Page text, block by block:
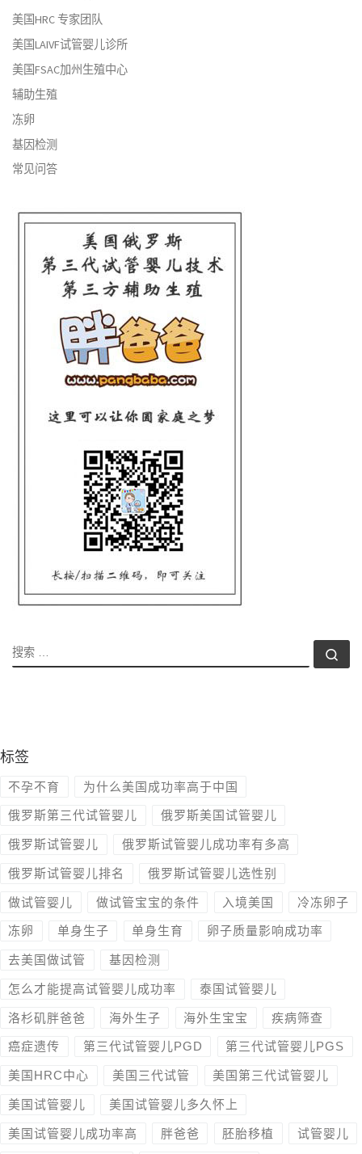
美国HRC 专家团队
美国LAIVF试管婴儿诊所
美国FSAC加州生殖中心
辅助生殖
冻卵
基因检测
常见问答
搜索
标签
不孕不育 为什么美国成功率高于中国
俄罗斯第三代试管婴儿 俄罗斯美国试管婴儿
俄罗斯试管婴儿 俄罗斯试管婴儿成功率有多高
俄罗斯试管婴儿排名 俄罗斯试管婴儿选性别
做试管婴儿 做试管宝宝的条件 入境美国 冷冻卵子
冻卵 单身生子 单身生育 卵子质量影响成功率
去美国做试管 基因检测
怎么才能提高试管婴儿成功率 泰国试管婴儿
洛杉矶胖爸爸 海外生子 海外生宝宝 疾病筛查
癌症遗传 第三代试管婴儿PGD 第三代试管婴儿PGS
美国HRC中心 美国三代试管 美国第三代试管婴儿
美国试管婴儿 美国试管婴儿多久怀上
美国试管婴儿成功率高 胖爸爸 胚胎移植 试管婴儿